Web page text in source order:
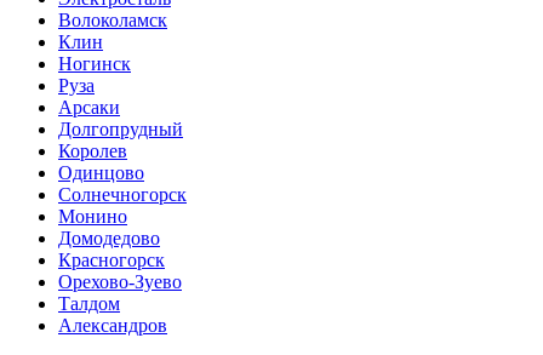
Волоколамск
Клин
Ногинск
Руза
Арсаки
Долгопрудный
Королев
Одинцово
Солнечногорск
Монино
Домодедово
Красногорск
Орехово-Зуево
Талдом
Александров